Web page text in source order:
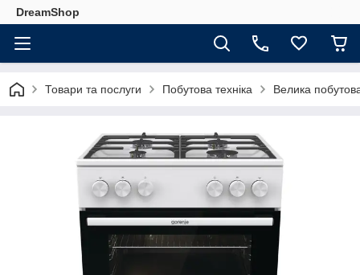
DreamShop
Товари та послуги Побутова техніка Велика